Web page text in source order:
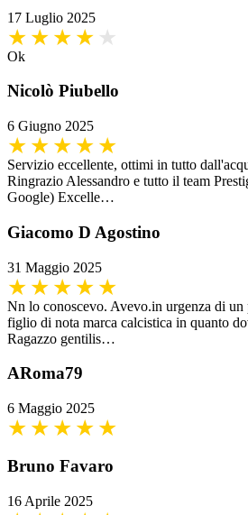
17 Luglio 2025
Ok
Nicolò Piubello
6 Giugno 2025
Servizio eccellente, ottimi in tutto
Ringrazio Alessandro e tutto il team
Google) Excelle…
Giacomo D Agostino
31 Maggio 2025
Nn lo conoscevo. Avevo.in urgenza di
figlio di nota marca calcistica in quanto
Ragazzo gentilis…
ARoma79
6 Maggio 2025
Bruno Favaro
16 Aprile 2025